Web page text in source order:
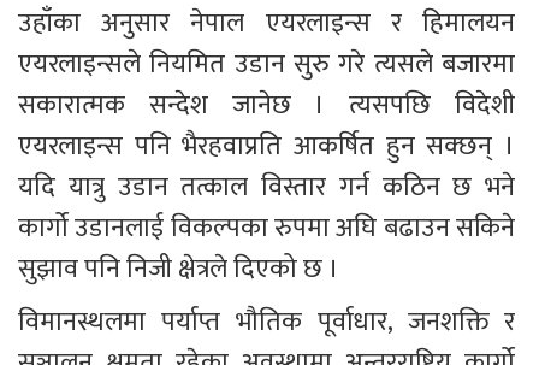
उहाँका अनुसार नेपाल एयरलाइन्स र हिमालयन
एयरलाइन्सले नियमित उडान सुरु गरे त्यसले बजारमा
सकारात्मक सन्देश जानेछ । त्यसपछि विदेशी
एयरलाइन्स पनि भैरहवाप्रति आकर्षित हुन सक्छन् ।
यदि यात्रु उडान तत्काल विस्तार गर्न कठिन छ भने
कार्गो उडानलाई विकल्पका रुपमा अघि बढाउन सकिने
सुझाव पनि निजी क्षेत्रले दिएको छ ।
विमानस्थलमा पर्याप्त भौतिक पूर्वाधार, जनशक्ति र